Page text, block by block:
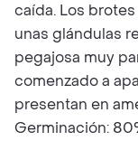
caída. Los
unas glándulas
pegajosa muy
comenzado a
presentan en
Germinación: